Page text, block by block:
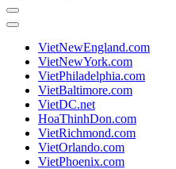
VietNewEngland.com
VietNewYork.com
VietPhiladelphia.com
VietBaltimore.com
VietDC.net
HoaThinhDon.com
VietRichmond.com
VietOrlando.com
VietPhoenix.com